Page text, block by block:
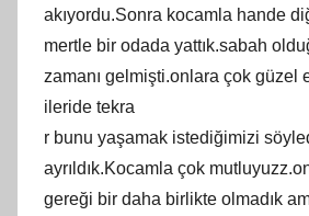
akıyordu.Sonra kocamla hande
mertle bir odada yattık.sabah
zamanı gelmişti.onlara çok güzel
ileride tekra
r bunu yaşamak istediğimizi
ayrıldık.Kocamla çok
gereği bir daha birlikte olmadık